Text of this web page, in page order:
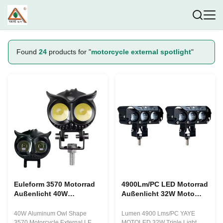
Found 24 products for "motorcycle external spotlight"
Euleform 3570 Motorrad
Außenlicht 40W
Arbeitslicht
40W Aluminum Owl Shape
4900Lm/PC LED Motorrad
Außenlicht 32W Moto
Lumen 4900 Lms/PC YAYE